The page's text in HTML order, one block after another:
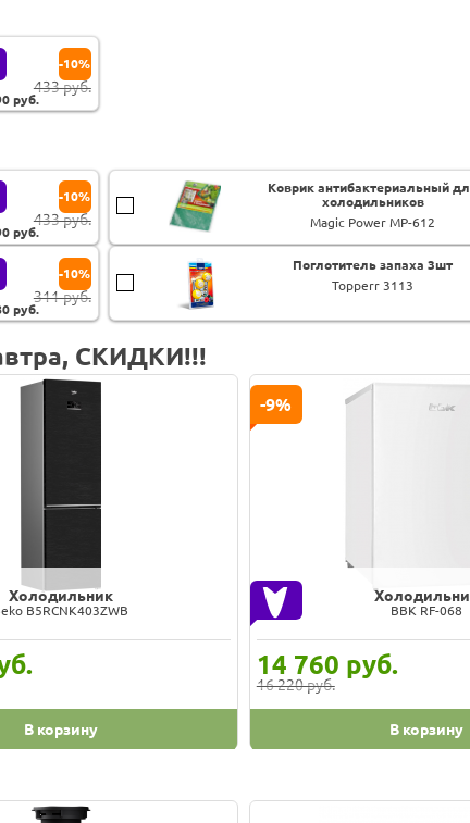
руб.
433 руб.
-10%
руб.
433 руб.
-10%
Коврик антибактериальный
холодильников
Magic Power MP-612
руб.
311 руб.
-10%
Поглотитель запаха 3шт
Topperr 3113
СКИДКИ!!!
Холодильник
XM-6024-031 белый
В корзину
Beko
23 527 руб.
25 298 руб.
-7%
В корзину